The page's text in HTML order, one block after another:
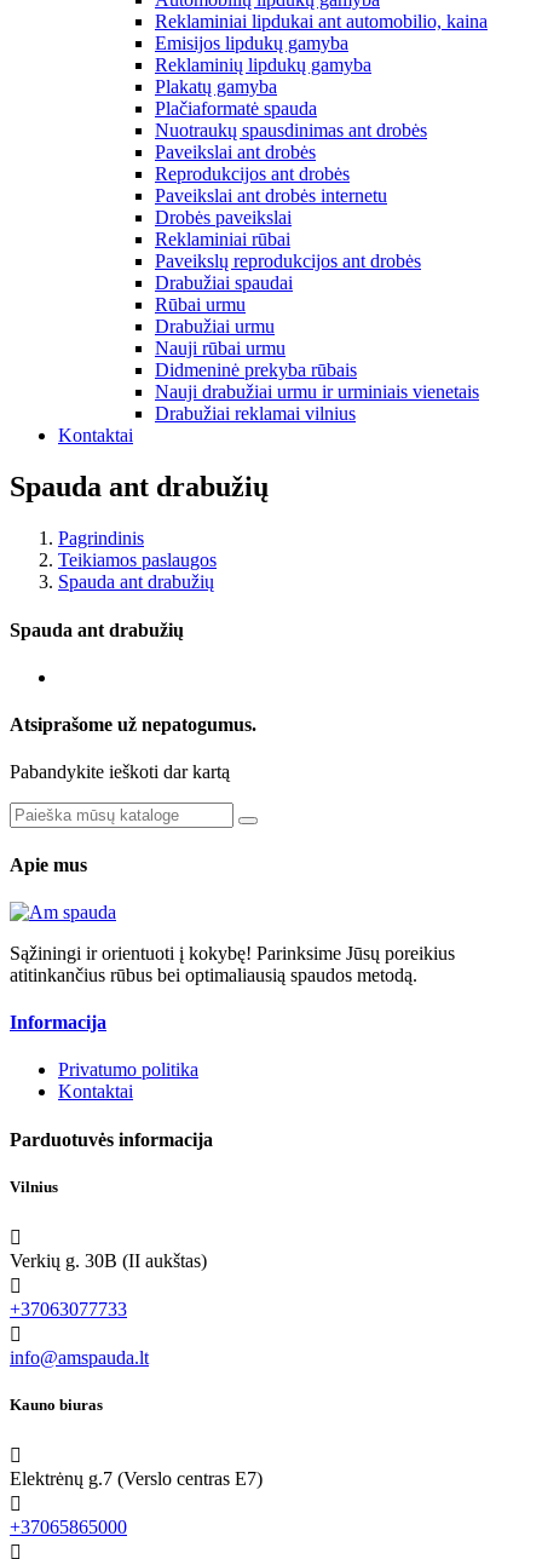
Reklaminiai lipdukai ant automobilio, kaina
Emisijos lipdukų gamyba
Reklaminių lipdukų gamyba
Plakatų gamyba
Plačiaformatė spauda
Nuotraukų spausdinimas ant drobės
Paveikslai ant drobės
Reprodukcijos ant drobės
Paveikslai ant drobės internetu
Drobės paveikslai
Reklaminiai rūbai
Paveikslų reprodukcijos ant drobės
Drabužiai spaudai
Rūbai urmu
Drabužiai urmu
Nauji rūbai urmu
Didmeninė prekyba rūbais
Nauji drabužiai urmu ir urminiais vienetais
Drabužiai reklamai vilnius
Kontaktai
Spauda ant drabužių
Pagrindinis
Teikiamos paslaugos
Spauda ant drabužių
Spauda ant drabužių
Atsiprašome už nepatogumus.
Pabandykite ieškoti dar kartą
Apie mus
Sąžiningi ir orientuoti į kokybę! Parinksime Jūsų poreikius
atitinkančius rūbus bei optimaliausią spaudos metodą.
Informacija
Privatumo politika
Kontaktai
Parduotuvės informacija
Vilnius

Verkių g. 30B (II aukštas)

+37063077733

info@amspauda.lt
Kauno biuras

Elektrėnų g.7 (Verslo centras E7)

+37065865000
